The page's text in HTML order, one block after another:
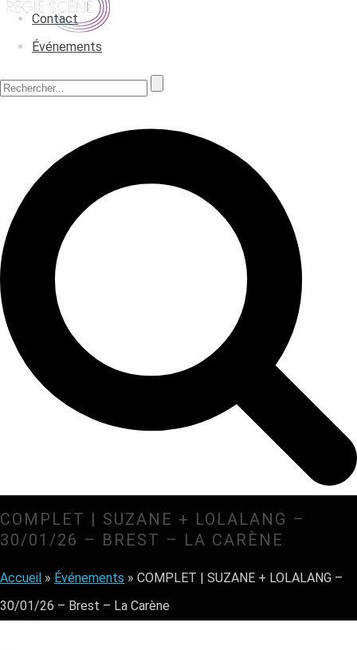
Contact
Événements
COMPLET | SUZANE + LOLALANG –
30/01/26 – BREST – LA CARÈNE
Accueil » Événements » COMPLET | SUZANE + LOLALANG –
30/01/26 – Brest – La Carène